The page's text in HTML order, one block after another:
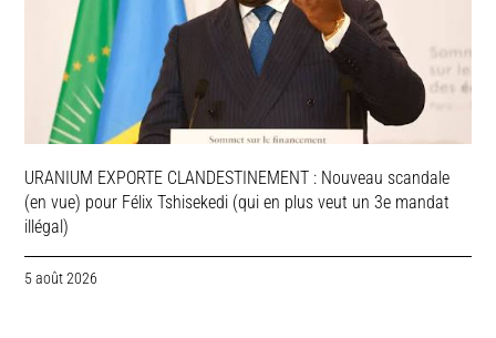
URANIUM EXPORTE CLANDESTINEMENT : Nouveau scandale
(en vue) pour Félix Tshisekedi (qui en plus veut un 3e mandat
illégal)
5 août 2026